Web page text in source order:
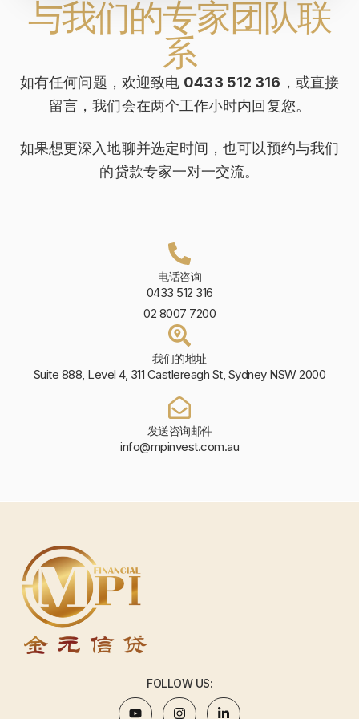
与我们的专家团队联
系
如有任何问题，欢迎致电 0433 512 316 ，或直接
留言，我们会在两个工作小时内回复您。
如果想更深入地聊并选定时间，也可以预约与我们
的贷款专家一对一交流。
电话咨询
0433 512 316
02 8007 7200
我们的地址
Suite 888, Level 4, 311 Castlereagh St, Sydney NSW 2000
发送咨询邮件
info@mpinvest.com.au
FOLLOW US: